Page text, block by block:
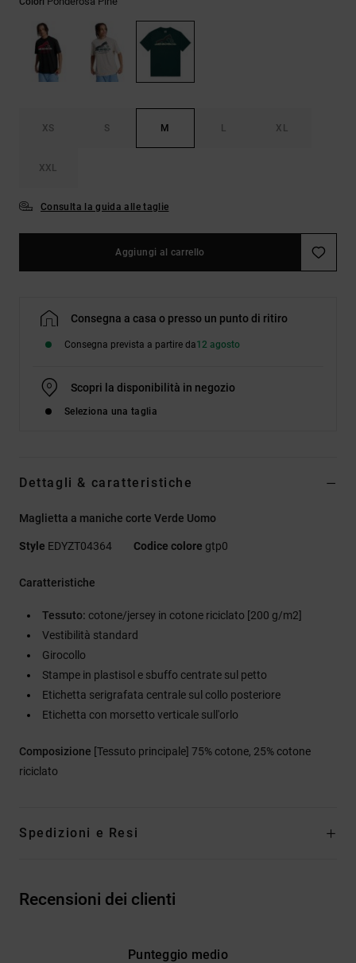
domande
più
frequenti e
accedi al
modulo di
XS S M L XL
XXL
Consulta la guida alle taglie
Aggiungi al carrello
Consegna a casa o presso un punto di ritiro
Consegna prevista a partire da12 agosto
Scopri la disponibilità in negozio
Seleziona una taglia
Dettagli & caratteristiche
Maglietta a maniche corte Verde Uomo
Style EDYZT04364 Codice colore gtp0
Caratteristiche
Tessuto: cotone/jersey in cotone riciclato [200 g/m2]
Vestibilità standard
Girocollo
Stampe in plastisol e sbuffo centrate sul petto
Etichetta serigrafata centrale sul collo posteriore
Etichetta con morsetto verticale sull'orlo
Composizione [Tessuto principale] 75% cotone, 25% cotone
riciclato
Spedizioni e Resi
Recensioni dei clienti
Punteggio medio